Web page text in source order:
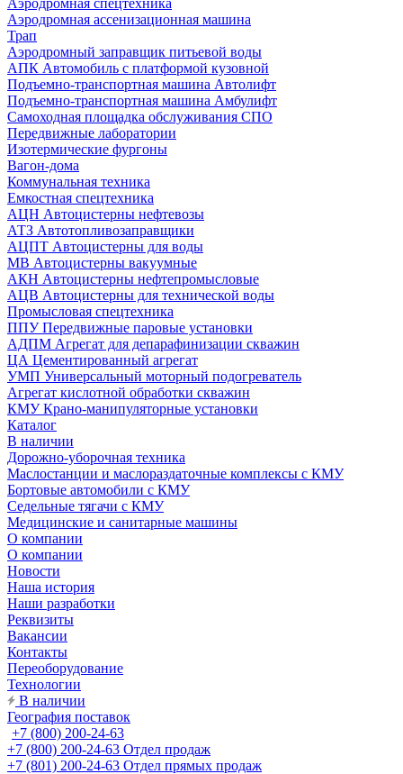
Аэродромная спецтехника
Аэродромная ассенизационная машина
Трап
Аэродромный заправщик питьевой воды
АПК Автомобиль с платформой кузовной
Подъемно-транспортная машина Автолифт
Подъемно-транспортная машина Амбулифт
Самоходная площадка обслуживания СПО
Передвижные лаборатории
Изотермические фургоны
Вагон-дома
Коммунальная техника
Емкостная спецтехника
АЦН Автоцистерны нефтевозы
АТЗ Автотопливозаправщики
АЦПТ Автоцистерны для воды
МВ Автоцистерны вакуумные
АКН Автоцистерны нефтепромысловые
АЦВ Автоцистерны для технической воды
Промысловая спецтехника
ППУ Передвижные паровые установки
АДПМ Агрегат для депарафинизации скважин
ЦА Цементированный агрегат
УМП Универсальный моторный подогреватель
Агрегат кислотной обработки скважин
КМУ Крано-манипуляторные установки
Каталог
В наличии
Дорожно-уборочная техника
Маслостанции и маслораздаточные комплексы с КМУ
Бортовые автомобили с КМУ
Седельные тягачи с КМУ
Медицинские и санитарные машины
О компании
О компании
Новости
Наша история
Наши разработки
Реквизиты
Вакансии
Контакты
Переоборудование
Технологии
В наличии
География поставок
+7 (800) 200-24-63
+7 (800) 200-24-63 Отдел продаж
+7 (801) 200-24-63 Отдел прямых продаж